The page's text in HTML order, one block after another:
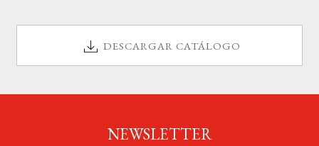
DESCARGAR CATÁLOGO
NEWSLETTER